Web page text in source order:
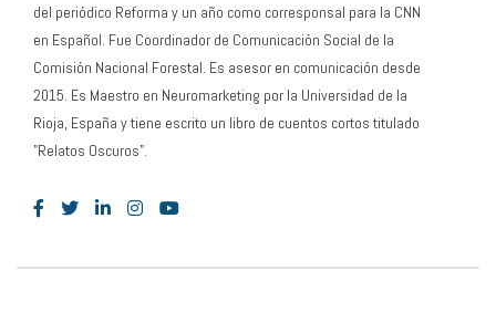
del periódico Reforma y un año como corresponsal para la CNN
en Español. Fue Coordinador de Comunicación Social de la
Comisión Nacional Forestal. Es asesor en comunicación desde
2015. Es Maestro en Neuromarketing por la Universidad de la
Rioja, España y tiene escrito un libro de cuentos cortos titulado
"Relatos Oscuros".